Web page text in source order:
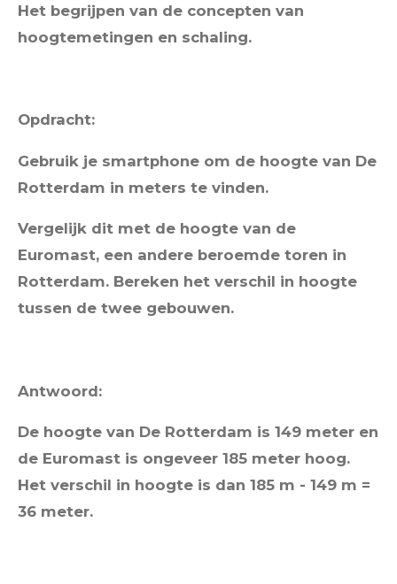
Het begrijpen van de concepten van
hoogtemetingen en schaling.
Opdracht:
Gebruik je smartphone om de hoogte van De
Rotterdam in meters te vinden.
Vergelijk dit met de hoogte van de
Euromast, een andere beroemde toren in
Rotterdam. Bereken het verschil in hoogte
tussen de twee gebouwen.
Antwoord:
De hoogte van De Rotterdam is 149 meter en
de Euromast is ongeveer 185 meter hoog.
Het verschil in hoogte is dan 185 m - 149 m =
36 meter.